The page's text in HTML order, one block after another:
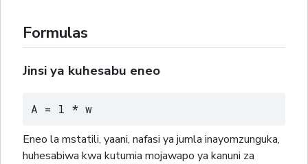
Formulas
Jinsi ya kuhesabu eneo
A = l * w
Eneo la mstatili, yaani, nafasi ya jumla inayomzunguka,
huhesabiwa kwa kutumia mojawapo ya kanuni za